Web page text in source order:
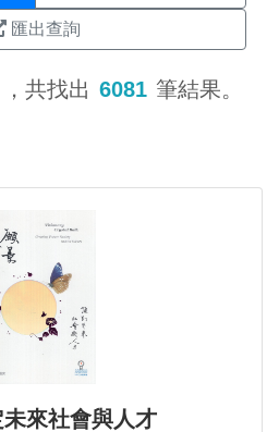
匯出查詢
，共找出 6081 筆結果。
來社會與人才